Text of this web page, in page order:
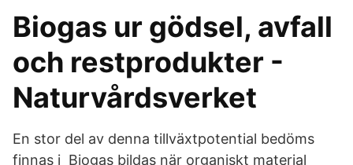
Biogas ur gödsel, avfall
och restprodukter -
Naturvårdsverket
En stor del av denna tillväxtpotential bedöms
finnas i​ Biogas bildas när organiskt material